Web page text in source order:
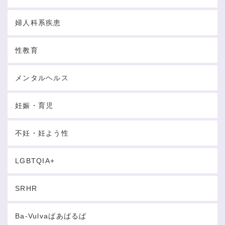
婦人科系疾患
性教育
メンタルヘルス
妊娠・育児
不妊・妊よう性
LGBTQIA+
SRHR
Ba-Vulvaばあばるば